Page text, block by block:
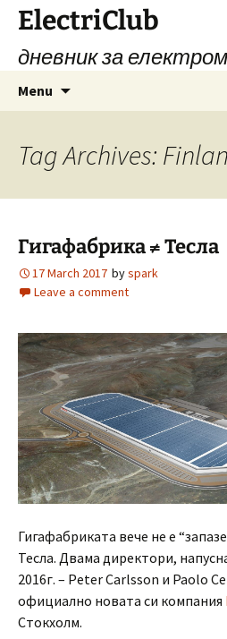
Skip
content
ElectriClub
дневник за
Menu
Tag Archives:
Гигафабрика ≠ Тесла
17 March 2017 byspark
Leave a comment
Гигафабриката вече не е
Тесла. Двама директори,
2016г. – Peter Carlsson и Paolo
официално новата си компания
Стокхолм.